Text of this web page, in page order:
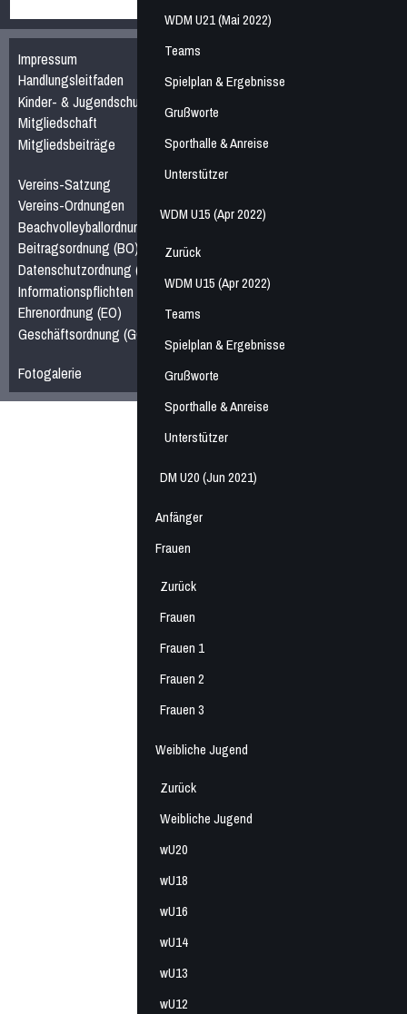
WDM U21 (Mai 2022)
Teams
Spielplan & Ergebnisse
Grußworte
Sporthalle & Anreise
Unterstützer
WDM U15 (Apr 2022)
Zurück
WDM U15 (Apr 2022)
Teams
Spielplan & Ergebnisse
Grußworte
Sporthalle & Anreise
Unterstützer
DM U20 (Jun 2021)
Anfänger
Frauen
Zurück
Frauen
Frauen 1
Frauen 2
Frauen 3
Weibliche Jugend
Zurück
Weibliche Jugend
wU20
wU18
wU16
wU14
wU13
wU12
Impressum
Handlungsleitfaden
Kinder- & Jugendschutz
Mitgliedschaft
Mitgliedsbeiträge
Vereins-Satzung
Vereins-Ordnungen
Beachvolleyballordnung (BVO)
Beitragsordnung (BO)
Datenschutzordnung (DO)
Informationspflichten nach Artikel 13 & 14 DSGVO
Ehrenordnung (EO)
Geschäftsordnung (GO)
Fotogalerie